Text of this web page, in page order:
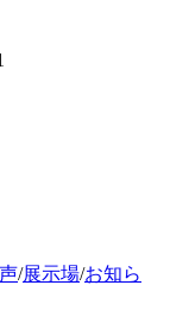
/展示場/お知ら